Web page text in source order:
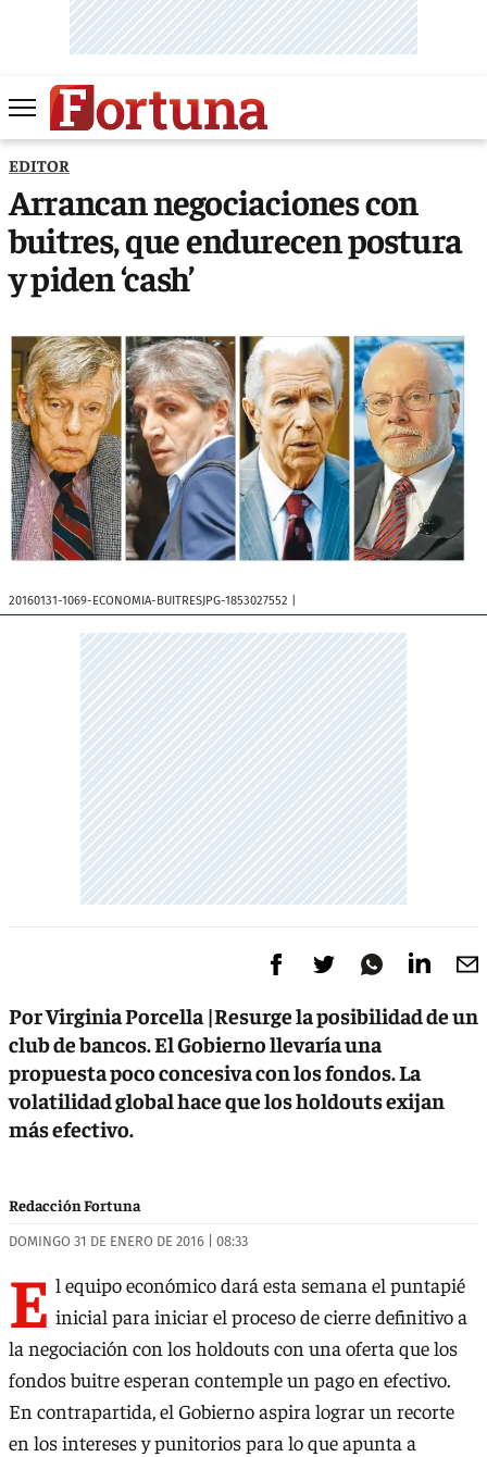
EDITOR
Arrancan negociaciones con
buitres, que endurecen postura
y piden ‘cash’
20160131-1069-ECONOMIA-BUITRESJPG-1853027552
Por Virginia Porcella |Resurge la posibilidad de un
club de bancos. El Gobierno llevaría una
propuesta poco concesiva con los fondos. La
volatilidad global hace que los holdouts exijan
más efectivo.
Redacción Fortuna
DOMINGO 31 DE ENERO DE 2016 | 08:33
E l equipo económico dará esta semana el puntapié
inicial para iniciar el proceso de cierre definitivo a
la negociación con los holdouts con una oferta que los
fondos buitre esperan contemple un pago en efectivo.
En contrapartida, el Gobierno aspira lograr un recorte
en los intereses y punitorios para lo que apunta a